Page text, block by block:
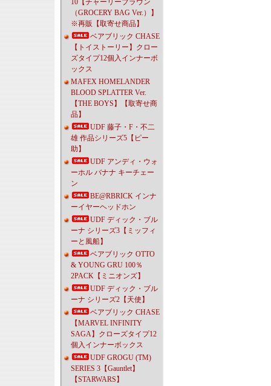
10【チャーリーブラウン
（GROCERY BAG Ver.）】
※再販【取寄せ商品】
ベアブリック CHASE
【トイストーリー】クロー
ズタイプ12個入インナーボ
ックス
MAFEX HOMELANDER
BLOOD SPLATTER Ver.
【THE BOYS】【取寄せ商
品】
UDF 藤子・F・不二
雄 作品シリーズ5【ピー
助】
UDF アンディ・ウォ
ーホル バナナ キーチェー
ン
BE@RBRICK インナ
ーイヤーヘッドホン
UDF ディック・ブル
ーナ シリーズ3【ミッフィ
ーと風船】
ベアブリック OTTO
& YOUNG GRU 100％
2PACK【ミニオンズ】
UDF ディック・ブル
ーナ シリーズ2【天使】
ベアブリック CHASE
【MARVEL INFINITY
SAGA】クローズタイプ12
個入インナーボックス
UDF GROGU (TM)
SERIES 3【Gauntlet】
【STARWARS】